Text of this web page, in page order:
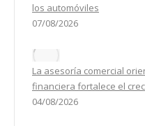
los automóviles
07/08/2026
La asesoría comercial
financiera fortalece el
04/08/2026